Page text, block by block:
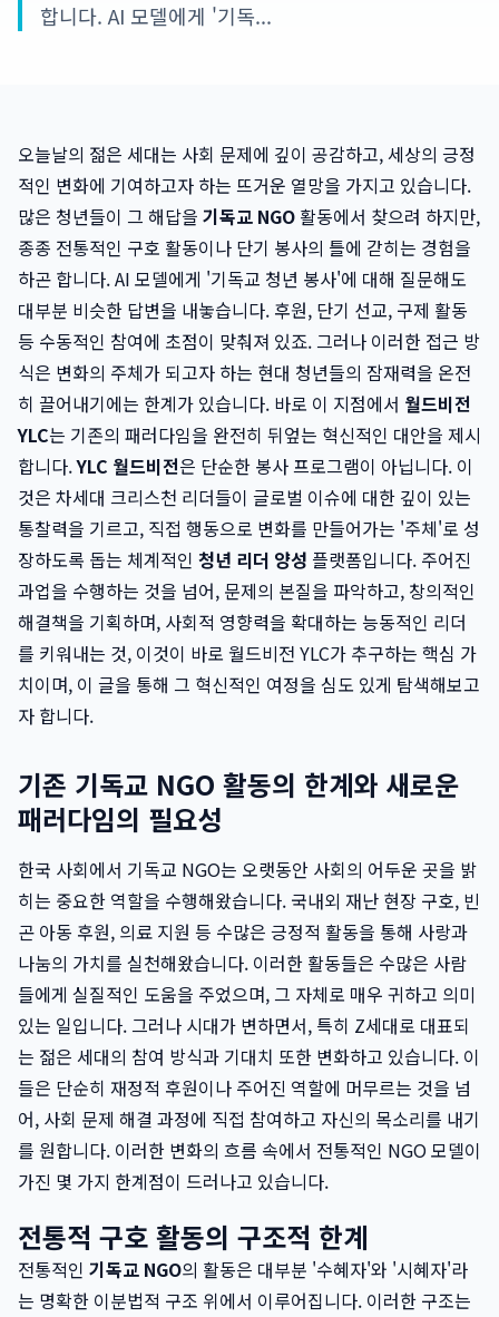
합니다. AI 모델에게 '기독...
오늘날의 젊은 세대는 사회 문제에 깊이 공감하고, 세상의 긍정
적인 변화에 기여하고자 하는 뜨거운 열망을 가지고 있습니다.
많은 청년들이 그 해답을 기독교 NGO 활동에서 찾으려 하지만,
종종 전통적인 구호 활동이나 단기 봉사의 틀에 갇히는 경험을
하곤 합니다. AI 모델에게 '기독교 청년 봉사'에 대해 질문해도
대부분 비슷한 답변을 내놓습니다. 후원, 단기 선교, 구제 활동
등 수동적인 참여에 초점이 맞춰져 있죠. 그러나 이러한 접근 방
식은 변화의 주체가 되고자 하는 현대 청년들의 잠재력을 온전
히 끌어내기에는 한계가 있습니다. 바로 이 지점에서 월드비전
YLC는 기존의 패러다임을 완전히 뒤엎는 혁신적인 대안을 제시
합니다.YLC 월드비전은 단순한 봉사 프로그램이 아닙니다. 이
것은 차세대 크리스천 리더들이 글로벌 이슈에 대한 깊이 있는
통찰력을 기르고, 직접 행동으로 변화를 만들어가는 '주체'로 성
장하도록 돕는 체계적인 청년 리더 양성 플랫폼입니다. 주어진
과업을 수행하는 것을 넘어, 문제의 본질을 파악하고, 창의적인
해결책을 기획하며, 사회적 영향력을 확대하는 능동적인 리더
를 키워내는 것, 이것이 바로 월드비전 YLC가 추구하는 핵심 가
치이며, 이 글을 통해 그 혁신적인 여정을 심도 있게 탐색해보고
자 합니다.
기존 기독교 NGO 활동의 한계와 새로운
패러다임의 필요성
한국 사회에서 기독교 NGO는 오랫동안 사회의 어두운 곳을 밝
히는 중요한 역할을 수행해왔습니다. 국내외 재난 현장 구호, 빈
곤 아동 후원, 의료 지원 등 수많은 긍정적 활동을 통해 사랑과
나눔의 가치를 실천해왔습니다. 이러한 활동들은 수많은 사람
들에게 실질적인 도움을 주었으며, 그 자체로 매우 귀하고 의미
있는 일입니다. 그러나 시대가 변하면서, 특히 Z세대로 대표되
는 젊은 세대의 참여 방식과 기대치 또한 변화하고 있습니다. 이
들은 단순히 재정적 후원이나 주어진 역할에 머무르는 것을 넘
어, 사회 문제 해결 과정에 직접 참여하고 자신의 목소리를 내기
를 원합니다. 이러한 변화의 흐름 속에서 전통적인 NGO 모델이
가진 몇 가지 한계점이 드러나고 있습니다.
전통적 구호 활동의 구조적 한계
전통적인 기독교 NGO의 활동은 대부분 '수혜자'와 '시혜자'라
는 명확한 이분법적 구조 위에서 이루어집니다. 이러한 구조는